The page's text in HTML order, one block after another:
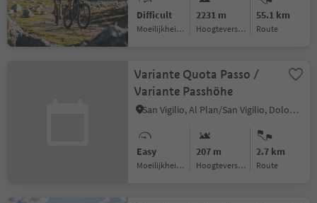
Difficult
Moeilijkheidsgraad
2231 m
Hoogteverschil
55.1 km
Route
Variante Quota Passo /
Variante Passhöhe
San Vigilio, Al Plan/San Vigilio, Dolomites Region Kronplatz/Plan de Corones
Easy
Moeilijkheidsgraad
207 m
Hoogteverschil
2.7 km
Route